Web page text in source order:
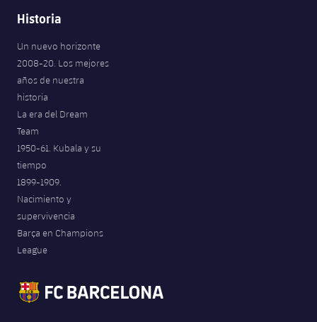
Historia
Un nuevo horizonte
2008-20. Los mejores
años de nuestra
historia
La era del Dream
Team
1950-61. Kubala y su
tiempo
1899-1909.
Nacimiento y
supervivencia
Barça en Champions
League